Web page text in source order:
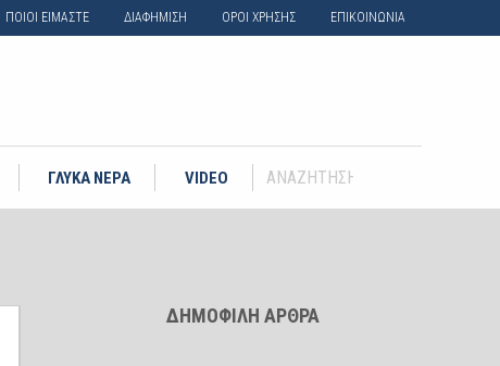
ΠΟΙΟΙ ΕΙΜΑΣΤΕ ΔΙΑΦΗΜΙΣΗ ΟΡΟΙ ΧΡΗΣΗΣ ΕΠΙΚΟΙΝΩΝΙΑ
ΓΛΥΚΑ ΝΕΡΑ VIDEO
ΔΗΜΟΦΙΛΗ ΑΡΘΡΑ